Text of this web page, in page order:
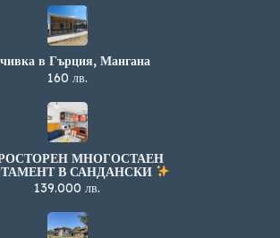
в Гърция, Мангана
160 лв.
МНОГОСТАЕН
В САНДАНСКИ
139.000 лв.